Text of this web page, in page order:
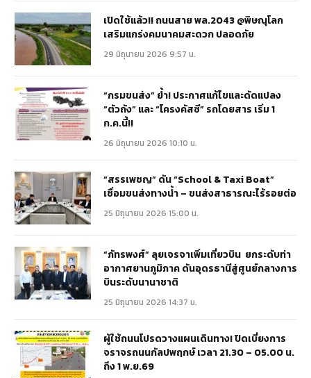
เปิดใช้แล้ว!! ถนนสาย พล.2043 @พิษณุโลก
เสริมแกร่งคมนาคมสะดวก ปลอดภัย
29 มิถุนายน 2026 9:57 น.
“กรมขนส่ง” ย้ำ! ประกาศแก้ไขและดัดแปลง
“ตัวถัง” และ “โครงคัสซี” รถโดยสาร เริ่ม 1
ก.ค.นี้!!
26 มิถุนายน 2026 10:10 น.
“สรรเพชญ” ดัน “School & Taxi Boat”
เชื่อมขนส่งทางน้ำ – ขนส่งสาธารณะไร้รอยต่อ
25 มิถุนายน 2026 15:00 น.
“ภัทรพงศ์” ลุยเจรจาเพิ่มเที่ยวบิน ยกระดับท่า
อากาศยานภูมิภาค ดันอุดรธานีสู่ศูนย์กลางการ
บินระดับนานาชาติ
25 มิถุนายน 2026 14:37 น.
ผู้ใช้ถนนโปรดวางแผนเดินทาง! ปิดเบี่ยงการ
จราจรถนนกัลปพฤกษ์ เวลา 21.30 – 05.00 น.
ถึง 1 พ.ย.69